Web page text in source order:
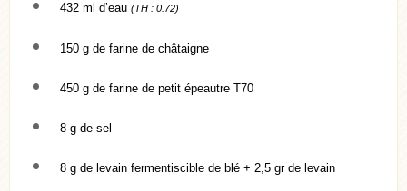
432 ml d’eau(TH : 0.72)
150 g de farine de châtaigne
450 g de farine de petit épeautre T70
8 g de sel
8 g de levain fermentiscible de blé + 2,5 gr de levain